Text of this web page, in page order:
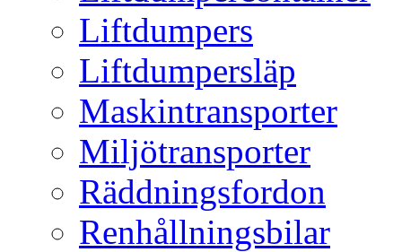
Liftdumpers
Liftdumpersläp
Maskintransporter
Miljötransporter
Räddningsfordon
Renhållningsbilar